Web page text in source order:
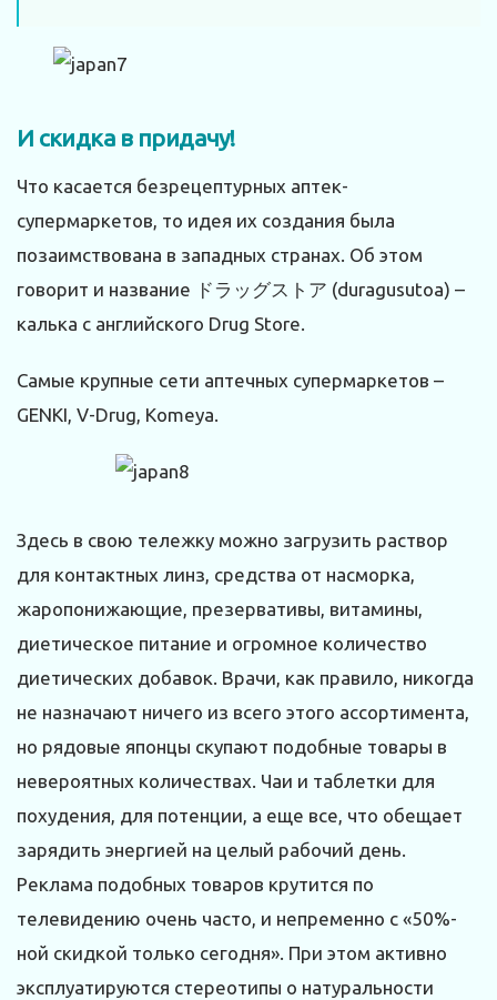
И скидка в придачу!
Что касается безрецептурных аптек-
супермаркетов, то идея их создания была
позаимствована в западных странах. Об этом
говорит и название ドラッグストア (duragusutoa) –
калька с английского Drug Store.
Самые крупные сети аптечных супермаркетов –
GENKI, V-Drug, Komeya.
Здесь в свою тележку можно загрузить раствор
для контактных линз, средства от насморка,
жаропонижающие, презервативы, витамины,
диетическое питание и огромное количество
диетических добавок. Врачи, как правило, никогда
не назначают ничего из всего этого ассортимента,
но рядовые японцы скупают подобные товары в
невероятных количествах. Чаи и таблетки для
похудения, для потенции, а еще все, что обещает
зарядить энергией на целый рабочий день.
Реклама подобных товаров крутится по
телевидению очень часто, и непременно с «50%-
ной скидкой только сегодня». При этом активно
эксплуатируются стереотипы о натуральности